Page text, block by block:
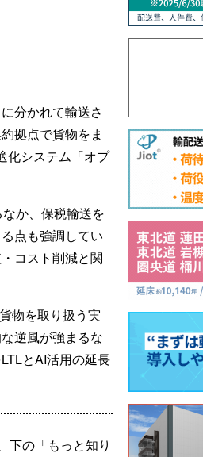
分かれて輸送さ
拠点で貨物をま
化システム「オプ
か、保税輸送を
点も強調してい
コスト削減と関
物を取り扱う実
逆風が強まるな
とAI活用の延長
下の「もっと知り